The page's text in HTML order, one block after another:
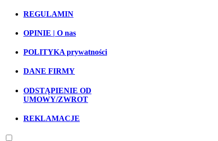
REGULAMIN
OPINIE | O nas
POLITYKA prywatności
DANE FIRMY
ODSTĄPIENIE OD
UMOWY/ZWROT
REKLAMACJE